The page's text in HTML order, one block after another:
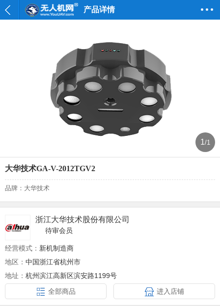
产品详情
1/1
大华技术GA-V-2012TGV2
品牌：大华技术
浙江大华技术股份有限公司
待审会员
经营模式： 新机制造商
地区： 中国浙江省杭州市
地址： 杭州滨江高新区滨安路1199号
全部商品
进入店铺